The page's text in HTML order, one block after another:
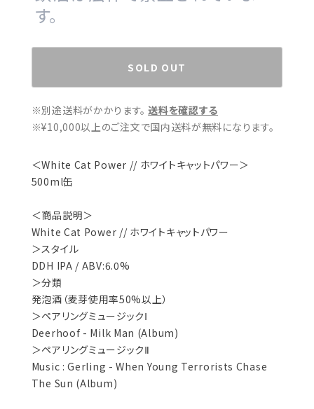
す。
SOLD OUT
※別途送料がかかります。 送料を確認する
※¥10,000以上のご注文で国内送料が無料になります。
＜White Cat Power // ホワイトキャットパワー＞
500ml缶
＜商品説明＞
White Cat Power // ホワイトキャットパワー
＞スタイル
DDH IPA / ABV:6.0%
＞分類
発泡酒（麦芽使用率50%以上）
＞ペアリングミュージックⅠ
Deerhoof - Milk Man (Album)
＞ペアリングミュージックⅡ
Music : Gerling - When Young Terrorists Chase
The Sun (Album)